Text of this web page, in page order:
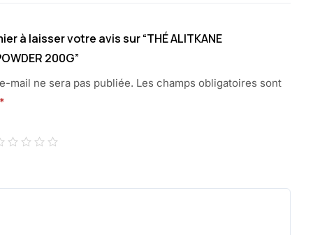
à laisser votre avis sur “THÉ ALITKANE
200G”
mail ne sera pas publiée. Les champs obligatoires sont
*